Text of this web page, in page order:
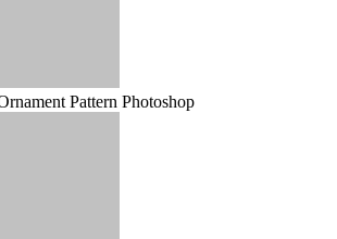
Pattern Photoshop